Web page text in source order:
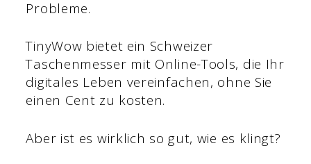
Probleme.
TinyWow bietet ein Schweizer
Taschenmesser mit Online-Tools, die Ihr
digitales Leben vereinfachen, ohne Sie
einen Cent zu kosten.
Aber ist es wirklich so gut, wie es klingt?